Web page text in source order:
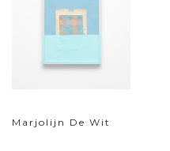
Marjolijn De Wit